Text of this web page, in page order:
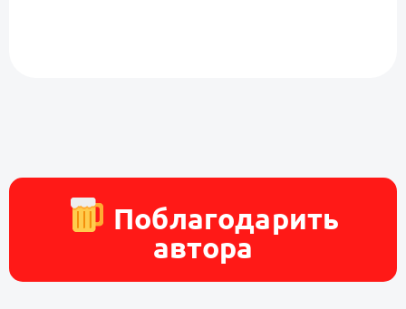
Поблагодарить
автора